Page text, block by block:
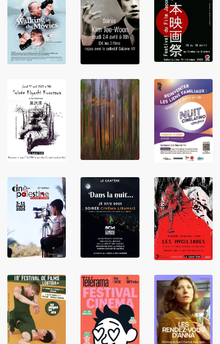
LIRE LIRE
LIRE
LIRE
LIRE
LIRE
LIRE LIRE LIRE
LIRE LIRE LIRE